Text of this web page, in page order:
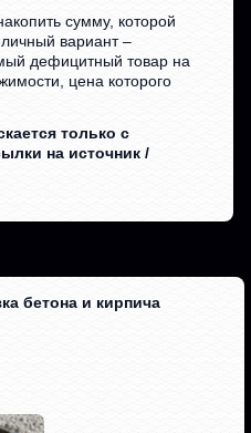
сумму, которой
вариант –
дефицитный товар на
цена которого
только с
на источник /
бетона и кирпича